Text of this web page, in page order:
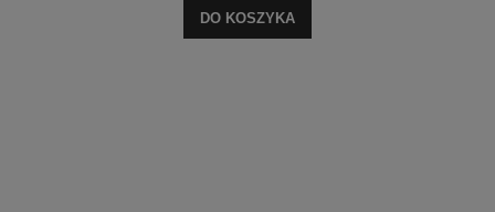
DO KOSZYKA